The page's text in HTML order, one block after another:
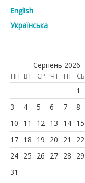
English
Українська
Серпень 2026
ПН ВТ СР ЧТ ПТ СБ
1
3
4 5 6 7 8
10
11 12 13 14 15
17 18 19 20 21 22
24 25 26 27 28 29
31